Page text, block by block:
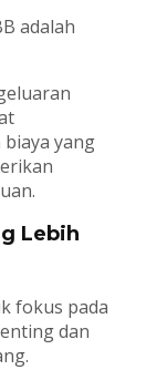
adalah
yang
Lebih
fokus pada
dan